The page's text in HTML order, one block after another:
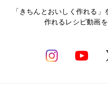
「きちんとおいしく作れる
作れるレシピ動画